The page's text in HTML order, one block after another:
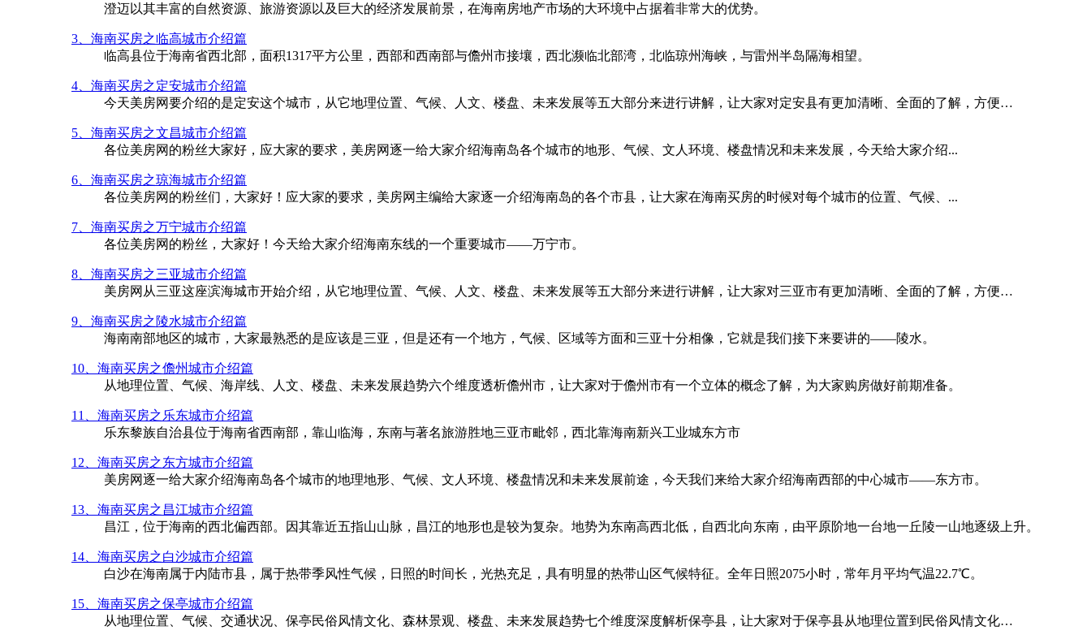
澄迈以其丰富的自然资源、旅游资源以及巨大的经济发展前景，在海南房地产市场的大环境中占据着非常大的优势。
3、海南买房之临高城市介绍篇
临高县位于海南省西北部，面积1317平方公里，西部和西南部与儋州市接壤，西北濒临北部湾，北临琼州海峡，与雷州半岛隔海相望。
4、海南买房之定安城市介绍篇
今天美房网要介绍的是定安这个城市，从它地理位置、气候、人文、楼盘、未来发展等五大部分来进行讲解，让大家对定安县有更加清晰、全面的了解，方便…
5、海南买房之文昌城市介绍篇
各位美房网的粉丝大家好，应大家的要求，美房网逐一给大家介绍海南岛各个城市的地形、气候、文人环境、楼盘情况和未来发展，今天给大家介绍...
6、海南买房之琼海城市介绍篇
各位美房网的粉丝们，大家好！应大家的要求，美房网主编给大家逐一介绍海南岛的各个市县，让大家在海南买房的时候对每个城市的位置、气候、...
7、海南买房之万宁城市介绍篇
各位美房网的粉丝，大家好！今天给大家介绍海南东线的一个重要城市——万宁市。
8、海南买房之三亚城市介绍篇
美房网从三亚这座滨海城市开始介绍，从它地理位置、气候、人文、楼盘、未来发展等五大部分来进行讲解，让大家对三亚市有更加清晰、全面的了解，方便…
9、海南买房之陵水城市介绍篇
海南南部地区的城市，大家最熟悉的是应该是三亚，但是还有一个地方，气候、区域等方面和三亚十分相像，它就是我们接下来要讲的——陵水。
10、海南买房之儋州城市介绍篇
从地理位置、气候、海岸线、人文、楼盘、未来发展趋势六个维度透析儋州市，让大家对于儋州市有一个立体的概念了解，为大家购房做好前期准备。
11、海南买房之乐东城市介绍篇
乐东黎族自治县位于海南省西南部，靠山临海，东南与著名旅游胜地三亚市毗邻，西北靠海南新兴工业城东方市
12、海南买房之东方城市介绍篇
美房网逐一给大家介绍海南岛各个城市的地理地形、气候、文人环境、楼盘情况和未来发展前途，今天我们来给大家介绍海南西部的中心城市——东方市。
13、海南买房之昌江城市介绍篇
昌江，位于海南的西北偏西部。因其靠近五指山山脉，昌江的地形也是较为复杂。地势为东南高西北低，自西北向东南，由平原阶地一台地一丘陵一山地逐级上升。
14、海南买房之白沙城市介绍篇
白沙在海南属于内陆市县，属于热带季风性气候，日照的时间长，光热充足，具有明显的热带山区气候特征。全年日照2075小时，常年月平均气温22.7℃。
15、海南买房之保亭城市介绍篇
从地理位置、气候、交通状况、保亭民俗风情文化、森林景观、楼盘、未来发展趋势七个维度深度解析保亭县，让大家对于保亭县从地理位置到民俗风情文化…